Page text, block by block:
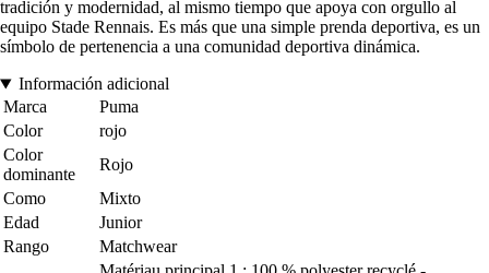
tradición y modernidad, al mismo tiempo que apoya con orgullo al
equipo Stade Rennais. Es más que una simple prenda deportiva, es un
símbolo de pertenencia a una comunidad deportiva dinámica.
Información adicional
Marca
Puma
Color
rojo
Color
dominante
Rojo
Como
Mixto
Edad
Junior
Rango
Matchwear